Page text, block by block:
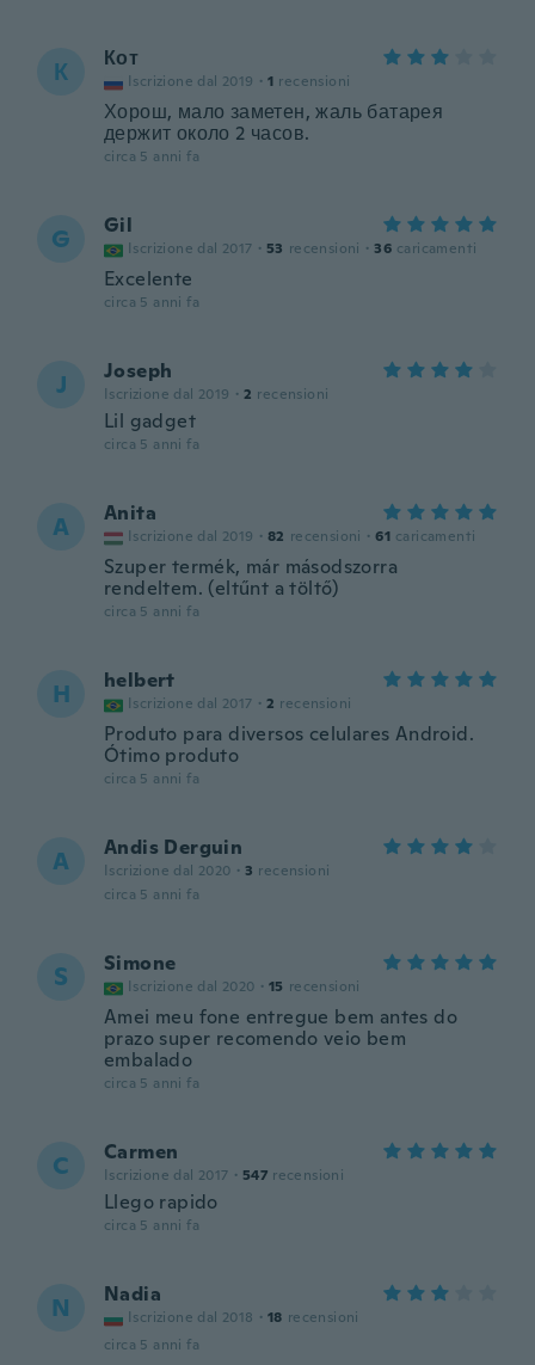
К Кот
Iscrizione dal 2019 · 1 recensioni
Хорош, мало заметен, жаль батарея
держит около 2 часов.
circa 5 anni fa
G Gil
Iscrizione dal 2017 · 53 recensioni · 36 caricamenti
Excelente
circa 5 anni fa
J Joseph
Iscrizione dal 2019 · 2 recensioni
Lil gadget
circa 5 anni fa
A Anita
Iscrizione dal 2019 · 82 recensioni · 61 caricamenti
Szuper termék, már másodszorra
rendeltem. (eltűnt a töltő)
circa 5 anni fa
H helbert
Iscrizione dal 2017 · 2 recensioni
Produto para diversos celulares Android.
Ótimo produto
circa 5 anni fa
A Andis Derguin
Iscrizione dal 2020 · 3 recensioni
circa 5 anni fa
S Simone
Iscrizione dal 2020 · 15 recensioni
Amei meu fone entregue bem antes do
prazo super recomendo veio bem
embalado
circa 5 anni fa
C Carmen
Iscrizione dal 2017 · 547 recensioni
Llego rapido
circa 5 anni fa
N Nadia
Iscrizione dal 2018 · 18 recensioni
circa 5 anni fa